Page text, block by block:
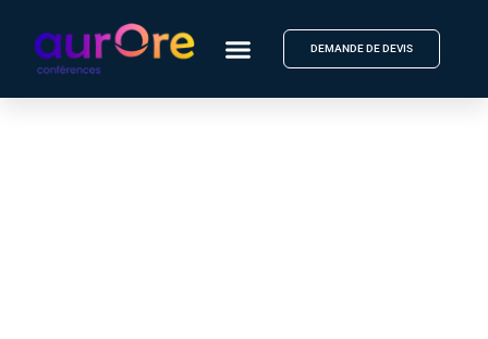
DEMANDE DE DEVIS